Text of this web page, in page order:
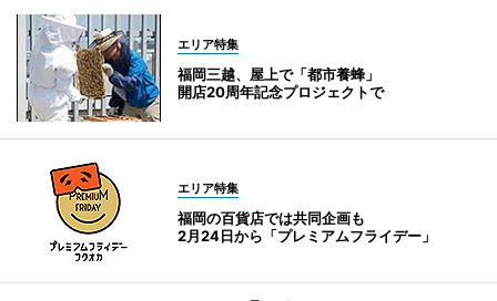
エリア特集
福岡三越、屋上で「都市養蜂」
開店20周年記念プロジェクトで
エリア特集
福岡の百貨店では共同企画も
2月24日から「プレミアムフライデー」